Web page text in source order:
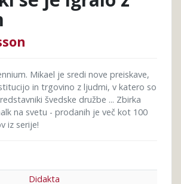
Mikael je sredi nove preiskave,
in trgovino z ljudmi, v katero so
švedske družbe ... Zbirka
na svetu - prodanih je več kot 100
iz serije!
Didakta